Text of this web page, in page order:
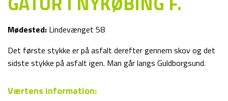
Mødested: Lindevænget 58
Det første stykke er på asfalt derefter gennem skov og det
sidste stykke på asfalt igen. Man går langs Guldborgsund.
Værtens information: